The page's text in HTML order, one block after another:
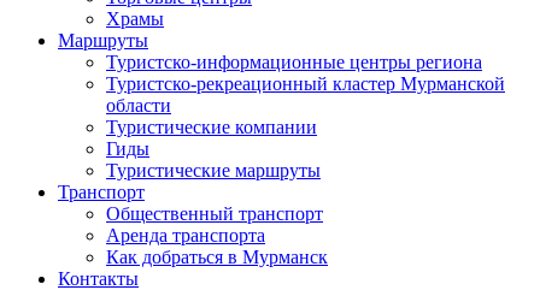
Храмы
Маршруты
Туристско-информационные центры региона
Туристско-рекреационный кластер Мурманской
области
Туристические компании
Гиды
Туристические маршруты
Транспорт
Общественный транспорт
Аренда транспорта
Как добраться в Мурманск
Контакты